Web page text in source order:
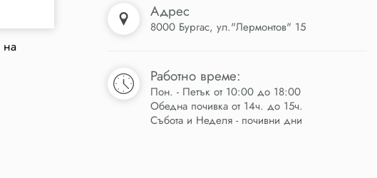
на
Адрес
8000 Бургас, ул."Лермонтов" 15
Работно време:
Пон. - Петък от 10:00 до 18:00
Обедна почивка от 14ч. до 15ч.
Събота и Неделя - почивни дни